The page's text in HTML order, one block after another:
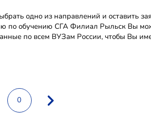
одно из направлений и оставить
по обучению СГА Филиал Рыльск Вы
по всем ВУЗам России, чтобы Вы
0